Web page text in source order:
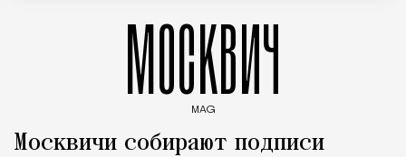
МОСКВИЧ
MAG
Москвичи собирают подписи